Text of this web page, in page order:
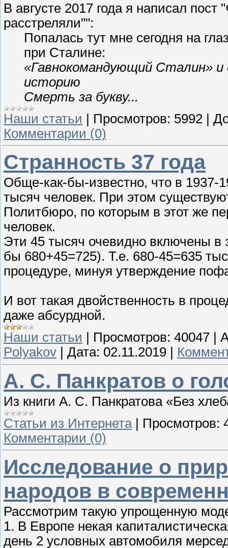
В августе 2017 года я написал пост
расстреляли"":
Попалась тут мне сегодня на
при Сталине:
«Гавнокомандующий Сталин»
историю
Смерть за букву...
Наши статьи | Просмотров: 5992 |
Комментарии (0)
Странность 37 года
Обще-как-бы-известно, что в 1937-
тысяч человек. При этом
Политбюро, по которым в этот же
человек.
Эти 45 тысяч очевидно включены в
бы 680+45=725). Т.е. 680-45=635
процедуре, минуя утверждение
И вот такая двойственность в
даже абсурдной.
Наши статьи
Просмотров: 40047
Polyakov
Дата: 02.11.2019
А. С. Панкратов о
Из книги А. С. Панкратова «Без
Статьи из Интернета| Просмотров:
Комментарии (0)
Исследование о
народов в
Рассмотрим такую упрощенную
1. В Европе некая
день 2 условных автомобиля